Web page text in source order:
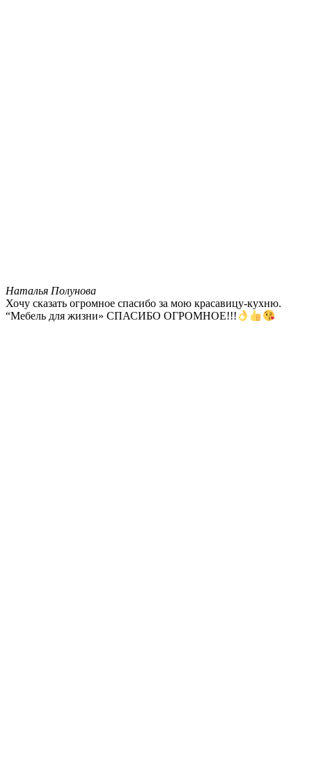
Наталья Полунова
Хочу сказать огромное спасибо за мою красавицу-кухню.
“Мебель для жизни» СПАСИБО ОГРОМНОЕ!!!